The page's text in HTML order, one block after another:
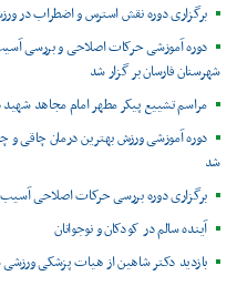
برگزاری دوره نقش استرس و اضطراب در
دوره آموزشی حرکات اصلاحی و بررسی
شهرستان فارسان بر گزار شد
مراسم تشییع پیکر مطهر امام مجاهد
دوره آموزشی ورزش بهترین درمان چاقی و
شد
برگزاری دوره بررسی حرکات اصلاحی
آینده سالم در کودکان و نوجوانان
بازدید دکتر شاهین از هیات پزشکی ورزشی